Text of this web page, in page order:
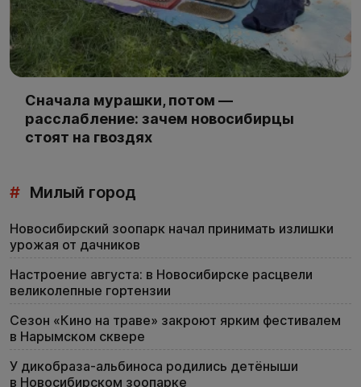
Сначала мурашки, потом —
расслабление: зачем новосибирцы
стоят на гвоздях
# Милый город
Новосибирский зоопарк начал принимать излишки
урожая от дачников
Настроение августа: в Новосибирске расцвели
великолепные гортензии
Сезон «Кино на траве» закроют ярким фестивалем
в Нарымском сквере
У дикобраза-альбиноса родились детёныши
в Новосибирском зоопарке